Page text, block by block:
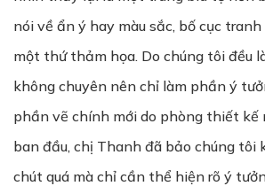
nói về ẩn ý hay màu sắc, bố cục
một thứ thảm họa. Do chúng tôi đều
không chuyên nên chỉ làm phần ý
phần vẽ chính mới do phòng thiết kế
ban đầu, chị Thanh đã bảo chúng tôi
chút quá mà chỉ cần thể hiện rõ ý